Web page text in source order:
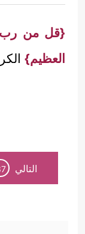
{قل من رب
العظيم}
التالي